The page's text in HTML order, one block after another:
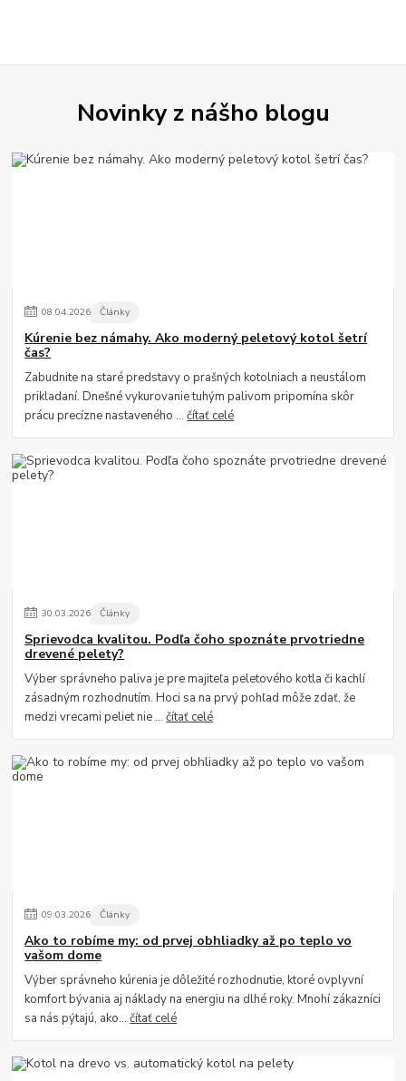
Novinky z nášho blogu
08.04.2026 Články
Kúrenie bez námahy. Ako moderný peletový kotol šetrí
čas?
Zabudnite na staré predstavy o prašných kotolniach a neustálom
prikladaní. Dnešné vykurovanie tuhým palivom pripomína skôr
prácu precízne nastaveného ...čítať celé
30.03.2026 Články
Sprievodca kvalitou. Podľa čoho spoznáte prvotriedne
drevené pelety?
Výber správneho paliva je pre majiteľa peletového kotla či kachlí
zásadným rozhodnutím. Hoci sa na prvý pohľad môže zdať, že
medzi vrecami peliet nie ...čítať celé
09.03.2026 Články
Ako to robíme my: od prvej obhliadky až po teplo vo
vašom dome
Výber správneho kúrenia je dôležité rozhodnutie, ktoré ovplyvní
komfort bývania aj náklady na energiu na dlhé roky. Mnohí zákazníci
sa nás pýtajú, ako...čítať celé